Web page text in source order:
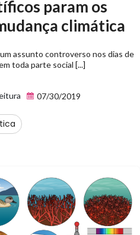
param os
climática
assunto controverso nos dias de
toda parte social [...]
07/30/2019